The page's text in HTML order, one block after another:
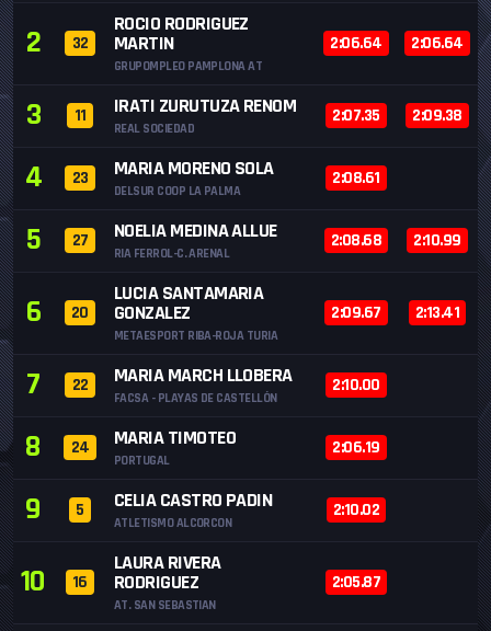
2 32
ROCIO RODRIGUEZ
MARTIN
GRUPOMPLEO PAMPLONA AT
2:06.64 2:06.64
3 11 IRATI ZURUTUZA RENOM
REAL SOCIEDAD
2:07.35 2:09.38
4 23 MARIA MORENO SOLA
DELSUR COOP LA PALMA
2:08.61
5 27 NOELIA MEDINA ALLUE
RIA FERROL-C. ARENAL
2:08.68 2:10.99
6 20
LUCIA SANTAMARIA
GONZALEZ
METAESPORT RIBA-ROJA TURIA
2:09.67 2:13.41
7 22 MARIA MARCH LLOBERA
FACSA - PLAYAS DE CASTELLÓN
2:10.00
8 24 MARIA TIMOTEO
PORTUGAL
2:06.19
9 5 CELIA CASTRO PADIN
ATLETISMO ALCORCON
2:10.02
10 16
LAURA RIVERA
RODRIGUEZ
AT. SAN SEBASTIAN
2:05.87